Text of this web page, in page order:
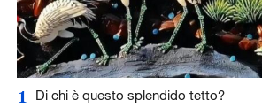
1 Di chi è questo splendido tetto?